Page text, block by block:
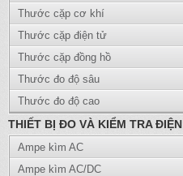
Thước cặp cơ khí
Thước cặp điện tử
Thước cặp đồng hồ
Thước đo độ sâu
Thước đo độ cao
THIẾT BỊ ĐO VÀ KIỂM TRA ĐIỆN
Ampe kìm AC
Ampe kìm AC/DC